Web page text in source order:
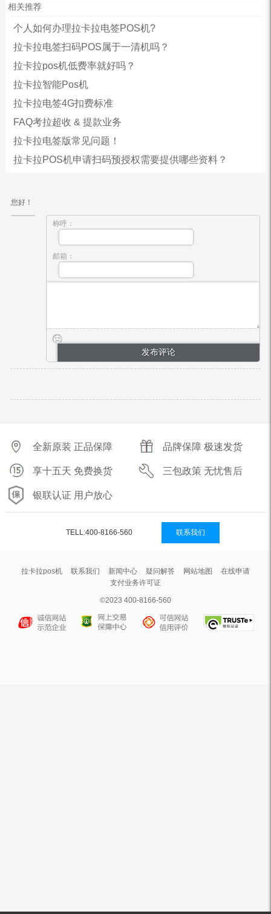
相关推荐
个人如何办理拉卡拉电签POS机?
拉卡拉电签扫码POS属于一清机吗？
拉卡拉pos机低费率就好吗？
拉卡拉智能Pos机
拉卡拉电签4G扣费标准
FAQ考拉超收 & 提款业务
拉卡拉电签版常见问题！
拉卡拉POS机申请扫码预授权需要提供哪些资料？
您好！
称呼：
邮箱：
全新原装 正品保障 品牌保障 极速发货
享十五天 免费换货 三包政策 无忧售后
银联认证 用户放心
TELL:400-8166-560 联系我们
拉卡拉pos机 联系我们 新闻中心 疑问解答 网站地图
在线申请
支付业务许可证
©2023 400-8166-560